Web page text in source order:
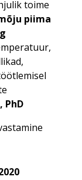
toime
piima
PhD